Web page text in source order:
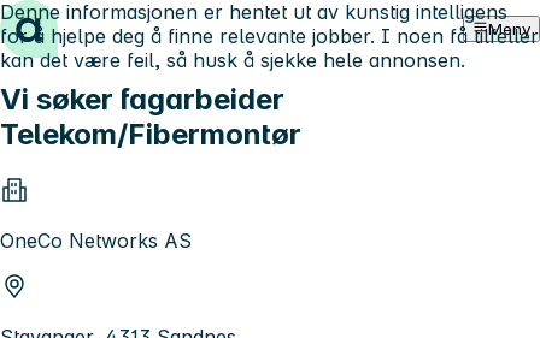
Hopp til innhold Meny
Vi søker fagarbeider
Telekom/Fibermontør
OneCo Networks AS
Denne informasjonen er hentet ut av kunstig intelligens
for å hjelpe deg å finne relevante jobber. I noen få tilfeller
kan det være feil, så husk å sjekke hele annonsen.